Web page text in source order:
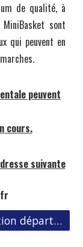
de qualité, à
sont
qui peuvent en
peuvent
cours.
suivante
Télécharger le dossier de labéllisation départementale Minibasket